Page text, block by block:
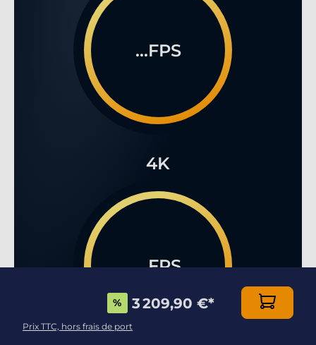
...FPS
4K
...FPS
% 3 209,90 €*
Prix TTC, hors frais de port